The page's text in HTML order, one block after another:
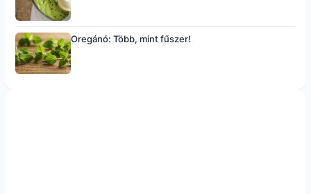
Oregánó: Több, mint fűszer!